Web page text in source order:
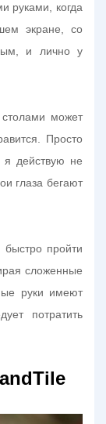
руками, когда
экране, со
и лично у
может
Просто
я действую не
глаза бегают
пройти
сложенные
руки имеют
потратить